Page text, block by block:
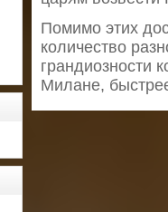
Помимо этих
количество
грандиозности
Милане,